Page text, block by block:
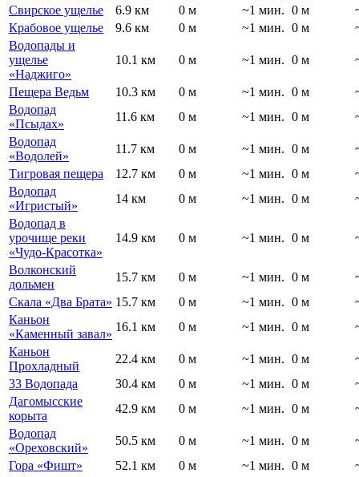
Свирское ущелье
6.9 км 0 м ~1 мин. 0 м
Крабовое ущелье
9.6 км 0 м ~1 мин. 0 м
Водопады и
ущелье
«Наджиго»
10.1 км 0 м ~1 мин. 0 м
Пещера Ведьм 10.3 км 0 м ~1 мин. 0 м
Водопад
«Псыдах»
11.6 км 0 м ~1 мин. 0 м
Водопад
«Водолей»
11.7 км 0 м ~1 мин. 0 м
Тигровая пещера
12.7 км 0 м ~1 мин. 0 м
Водопад
«Игристый»
14 км 0 м ~1 мин. 0 м
Водопад в
урочище реки
«Чудо-Красотка»
14.9 км 0 м ~1 мин. 0 м
Волконский
дольмен
15.7 км 0 м ~1 мин. 0 м
Скала «Два Брата» 15.7 км 0 м ~1 мин. 0 м
Каньон
«Каменный завал»
16.1 км 0 м ~1 мин. 0 м
Каньон
Прохладный
22.4 км 0 м ~1 мин. 0 м
33 Водопада
30.4 км 0 м ~1 мин. 0 м
Дагомысские
корыта
42.9 км 0 м ~1 мин. 0 м
Водопад
«Ореховский»
50.5 км 0 м ~1 мин. 0 м
Гора «Фишт»
52.1 км 0 м ~1 мин. 0 м